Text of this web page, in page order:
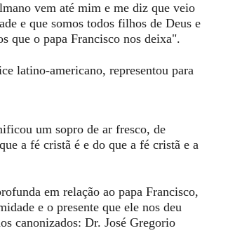
vem até mim e me diz que veio
e que somos todos filhos de Deus e
que o papa Francisco nos deixa".
latino-americano, representou para
um sopro de ar fresco, de
a fé cristã é e do que a fé cristã e a
em relação ao papa Francisco,
e o presente que ele nos deu
canonizados: Dr. José Gregorio